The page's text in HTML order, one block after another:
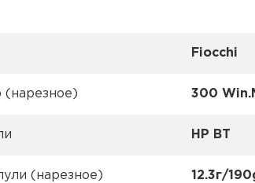
Fiocchi
(нарезное) 300
HP BT
(нарезное) 12.3г/